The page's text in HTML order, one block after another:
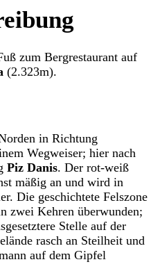
zum Bergrestaurant auf
(2.323m).
in Richtung
Wegweiser; hier nach
Piz Danis. Der rot-weiß
mäßig an und wird in
Die geschichtete Felszone
zwei Kehren überwunden;
Stelle auf der
rasch an Steilheit und
auf dem Gipfel